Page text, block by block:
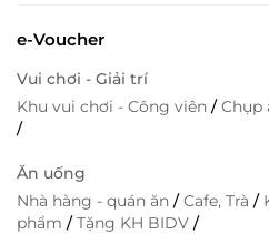
e-Voucher
Vui chơi - Giải trí
Khu vui chơi - Công viên /Chụp
/
Ăn uống
Nhà hàng - quán ăn /Cafe, Trà /
phẩm /Tặng KH BIDV /